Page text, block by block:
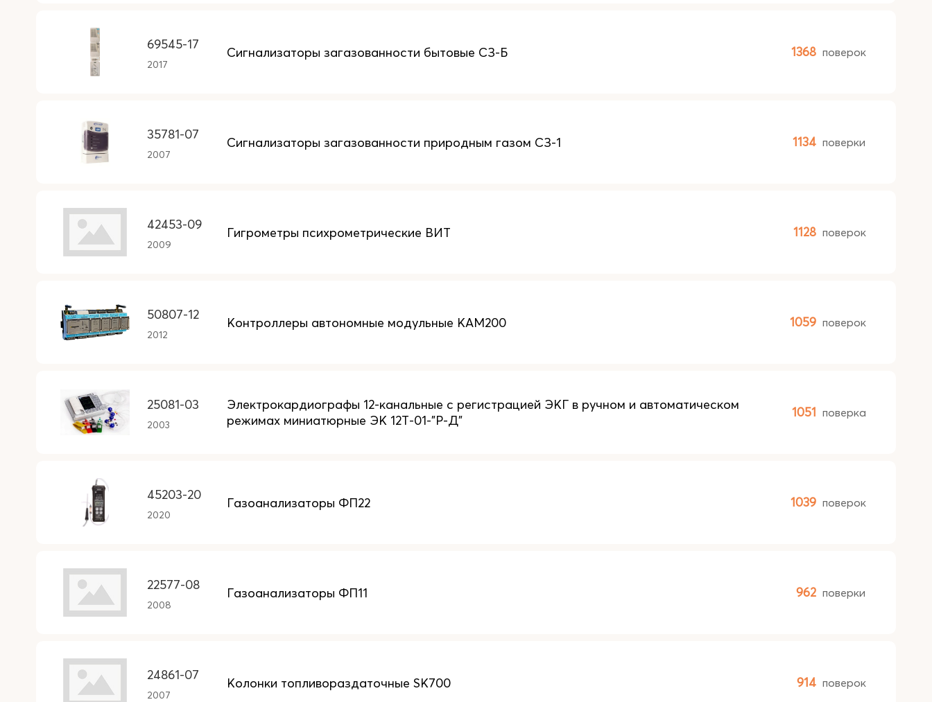
69545-17
2017
Сигнализаторы загазованности бытовые СЗ-Б 1368 поверок
35781-07
2007
Сигнализаторы загазованности природным газом СЗ-1 1134 поверки
42453-09
2009
Гигрометры психрометрические ВИТ 1128 поверок
50807-12
2012
Контроллеры автономные модульные КАМ200 1059 поверок
25081-03
2003
Электрокардиографы 12-канальные с регистрацией ЭКГ в ручном и автоматическом
режимах миниатюрные ЭК 12Т-01-"Р-Д"
1051 поверка
45203-20
2020
Газоанализаторы ФП22 1039 поверок
22577-08
2008
Газоанализаторы ФП11 962 поверки
24861-07
2007
Колонки топливораздаточные SK700 914 поверок